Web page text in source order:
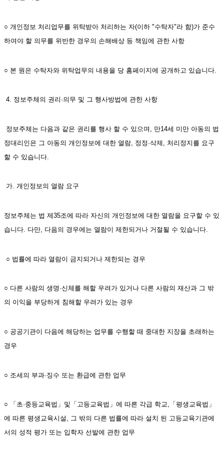
○ 개인정보 처리업무를 위탁받아 처리하는 자(이하 "수탁자"라 함)가 준수
하여야 할 의무를 위반한 경우의 손해배상 등 책임에 관한 사항
○ 본 원은 수탁자와 위탁업무의 내용을 당 홈페이지에 공개하고 있습니다.
4. 정보주체의 권리·의무 및 그 행사방법에 관한 사항
정보주체는 다음과 같은 권리를 행사 할 수 있으며, 만14세 미만 아동의 법
정대리인은 그 아동의 개인정보에 대한 열람, 정정·삭제, 처리정지를 요구
할 수 있습니다.
가. 개인정보의 열람 요구
정보주체는 법 제35조에 따라 자신의 개인정보에 대한 열람을 요구할 수 있
습니다. 다만, 다음의 경우에는 열람이 제한되거나 거절될 수 있습니다.
○ 법률에 따라 열람이 금지되거나 제한되는 경우
○ 다른 사람의 생명·신체를 해할 우려가 있거나 다른 사람의 재산과 그 밖
의 이익을 부당하게 침해할 우려가 있는 경우
○ 공공기관이 다음에 해당하는 업무를 수행할 때 중대한 지장을 초래하는
경우
○ 조세의 부과·징수 또는 환급에 관한 업무
○ 「초·중등교육법」및「고등교육법」에 따른 각급 학교,「평생교육법」
에 따른 평생교육시설, 그 밖의 다른 법률에 따라 설치 된 고등교육기관에
서의 성적 평가 또는 입학자 선발에 관한 업무